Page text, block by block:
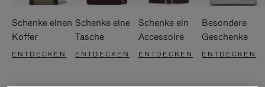
Schenke einen
Koffer
ENTDECKEN
Schenke eine
Tasche
ENTDECKEN
Schenke ein
Accessoire
ENTDECKEN
Besondere
Geschenke
ENTDECKEN